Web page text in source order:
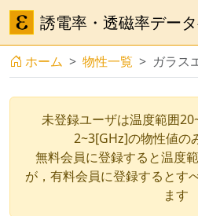
誘電率・透磁率デー
ホーム 物性一覧 ガラス
未登録ユーザは温度範囲
2~3[GHz]の物性値の
無料会員に登録すると温度
が，有料会員に登録するとす
ます